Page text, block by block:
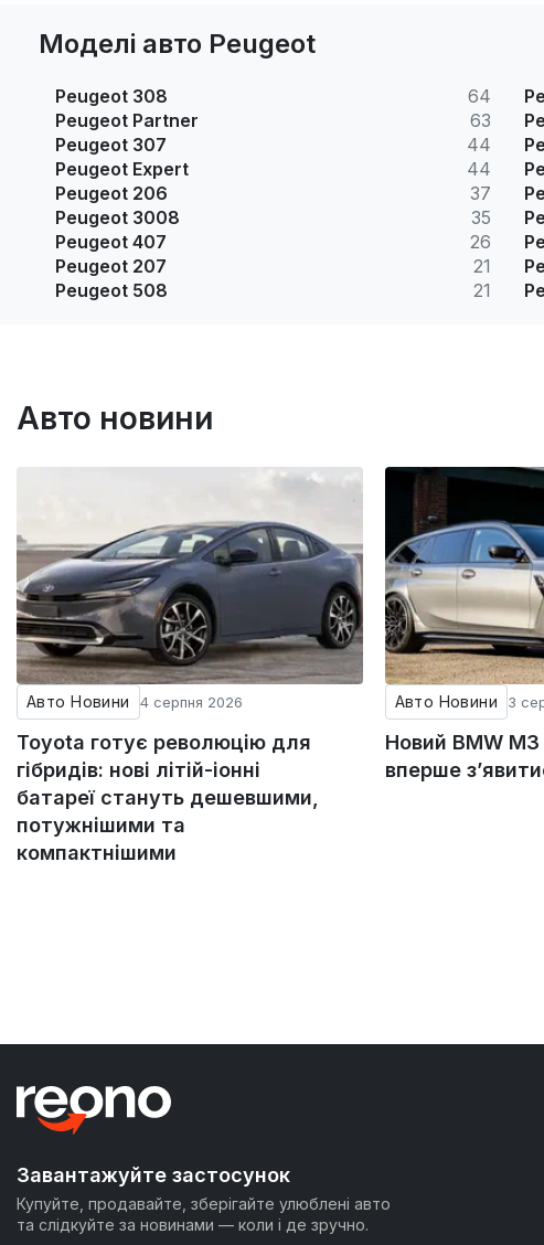
Моделі авто Peugeot
Peugeot 308
64
Peugeot Partner
63
Peugeot 307
44
Peugeot Expert
44
Peugeot 206
37
Peugeot 3008
35
Peugeot 407
26
Peugeot 207
21
Peugeot 508
21
Авто новини
Авто Новини 4 серпня 2026
Toyota готує революцію для
гібридів: нові літій-іонні
батареї стануть дешевшими,
потужнішими та
компактнішими
Авто Новини 3
Новий BMW
вперше
Завантажуйте застосунок
Купуйте, продавайте, зберігайте улюблені авто
та слідкуйте за новинами — коли і де зручно.